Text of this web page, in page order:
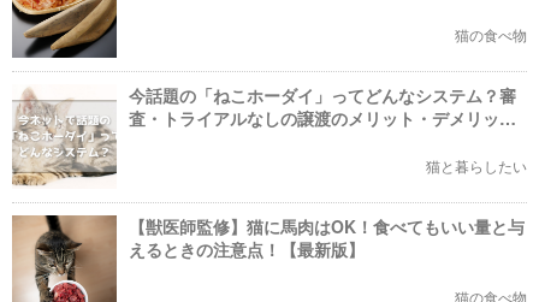
猫の食べ物
今話題の「ねこホーダイ」ってどんなシステム？審
査・トライアルなしの譲渡のメリット・デメリット
猫と暮らしたい
【獣医師監修】猫に馬肉はOK！食べてもいい量と与
えるときの注意点！【最新版】
猫の食べ物